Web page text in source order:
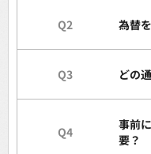
Q2 為替
Q3 どの
Q4
事前
要？